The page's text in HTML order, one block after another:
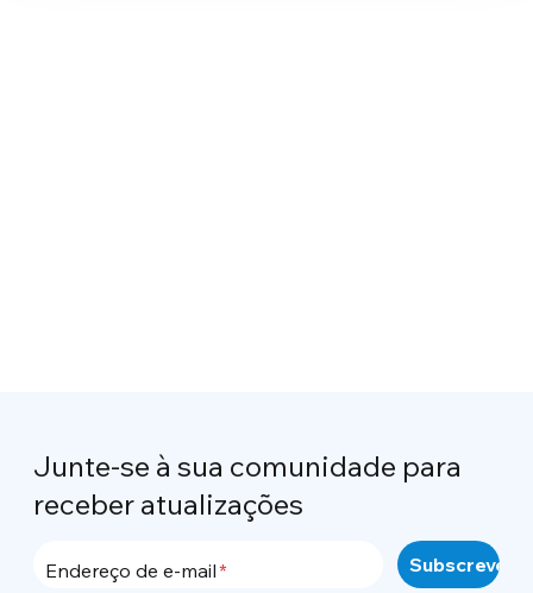
Junte-se à sua comunidade para
receber atualizações
Endereço de e-mail